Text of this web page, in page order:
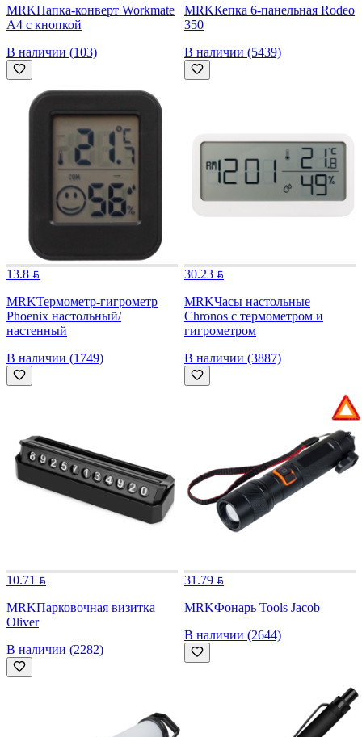
MRKПапка-конверт Workmate
А4 с кнопкой
В наличии (103)
MRKКепка 6-панельная Rodeo
350
В наличии (5439)
13.8
MRKТермометр-гигрометр
Phoenix настольный/
настенный
В наличии (1749)
30.23
MRKЧасы настольные
Chronos с термометром и
гигрометром
В наличии (3887)
10.71
MRKПарковочная визитка
Oliver
В наличии (2282)
31.79
MRKФонарь Tools Jacob
В наличии (2644)